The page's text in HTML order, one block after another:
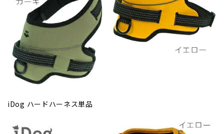
iDog ハードハーネス単品